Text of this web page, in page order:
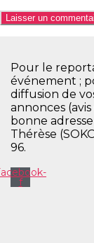
Pour le
événement ;
diffusion de
annonces
bonne adresse
Thérèse
96.
f